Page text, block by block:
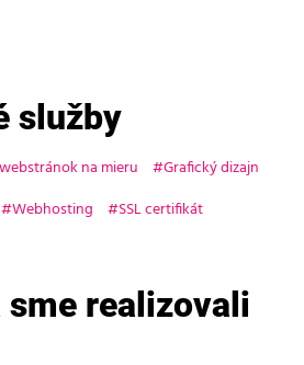
služby
na mieru
Grafický dizajn
Webhosting SSL certifikát
realizovali